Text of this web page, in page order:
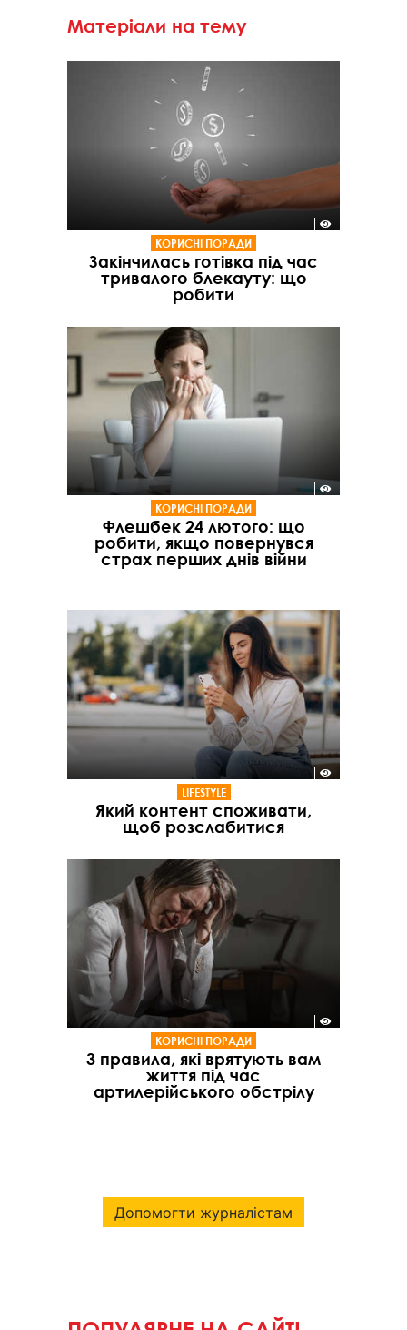
Матеріали на тему
КОРИСНІ ПОРАДИ
Закінчилась готівка під час
тривалого блекауту: що
робити
КОРИСНІ ПОРАДИ
Флешбек 24 лютого: що
робити, якщо повернувся
страх перших днів війни
LIFESTYLE
Який контент споживати,
щоб розслабитися
КОРИСНІ ПОРАДИ
3 правила, які врятують вам
життя під час
артилерійського обстрілу
Допомогти журналістам